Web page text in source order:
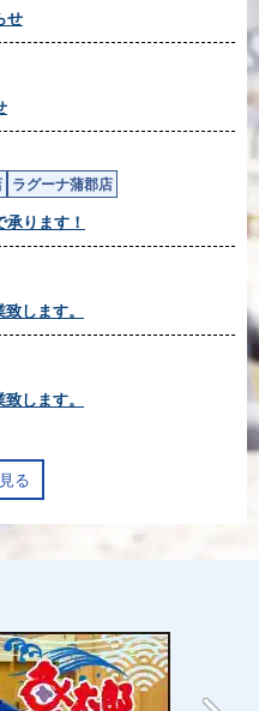
せ
ります！
ラグーナ蒲郡店
します。
します。
る